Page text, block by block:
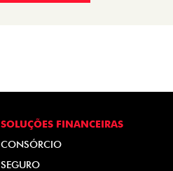
SOLUÇÕES FINANCEIRAS
CONSÓRCIO
SEGURO